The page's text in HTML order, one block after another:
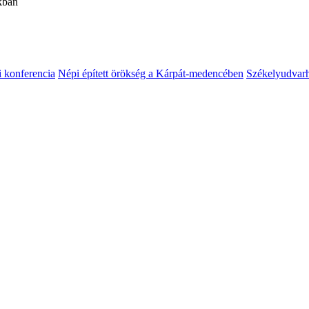
konferencia Népi épített örökség a Kárpát-medencében